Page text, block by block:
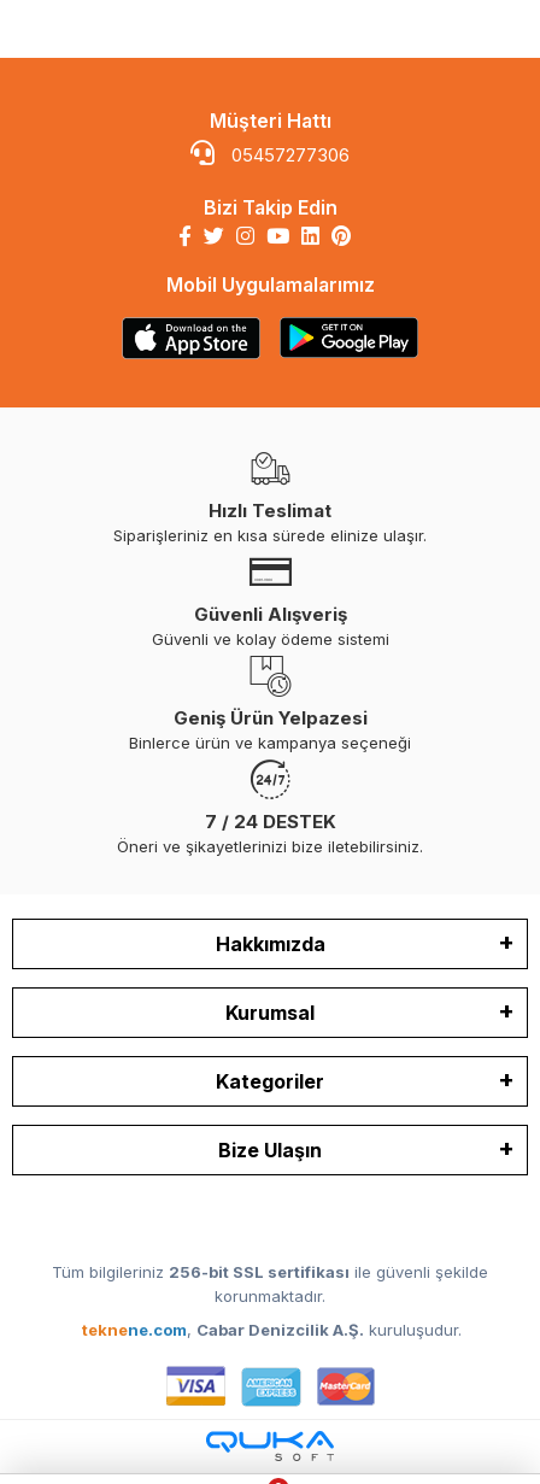
Müşteri Hattı
05457277306
Bizi Takip Edin
Mobil Uygulamalarımız
Hızlı Teslimat
Siparişleriniz en kısa sürede elinize ulaşır.
Güvenli Alışveriş
Güvenli ve kolay ödeme sistemi
Geniş Ürün Yelpazesi
Binlerce ürün ve kampanya seçeneği
7 / 24 DESTEK
Öneri ve şikayetlerinizi bize iletebilirsiniz.
Hakkımızda
Kurumsal
Kategoriler
Bize Ulaşın
Tüm bilgileriniz 256-bit SSL sertifikası ile güvenli şekilde
korunmaktadır.
teknene.com, Cabar Denizcilik A.Ş. kuruluşudur.